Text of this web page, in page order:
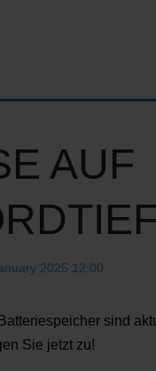
AUF
2025 12:00
sind
Sie jetzt zu!